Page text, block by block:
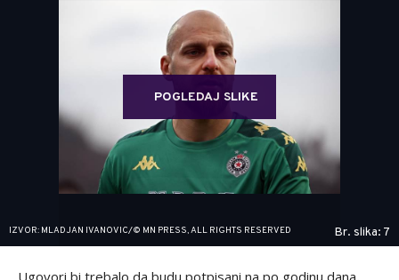
POGLEDAJ SLIKE
IZVOR: MLADJAN IVANOVIC/© MN PRESS, ALL RIGHTS RESERVED Br. slika: 7